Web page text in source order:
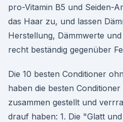
pro-Vitamin B5 und Seiden-
das Haar zu, und lassen
Herstellung, Dämmwerte
recht beständig gegenüber
Die 10 besten Conditioner
haben die besten
zusammen gestellt und
drauf haben: 1. Die "Glatt